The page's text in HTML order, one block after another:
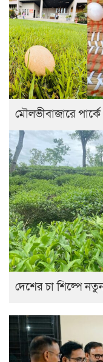
মৌলভীবাজারে
দেশের চা শিল্পে